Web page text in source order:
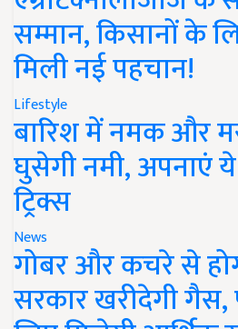
सम्मान, किसानों के
मिली नई पहचान!
Lifestyle
बारिश में नमक और
घुसेगी नमी, अपनाएं
ट्रिक्स
News
गोबर और कचरे से
सरकार खरीदेगी